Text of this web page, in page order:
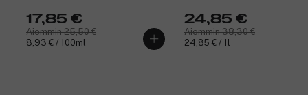
17,85 €
Aiemmin 25,50 €
8,93 € / 100ml
24,85 €
Aiemmin 38,30 €
24,85 € / 1l